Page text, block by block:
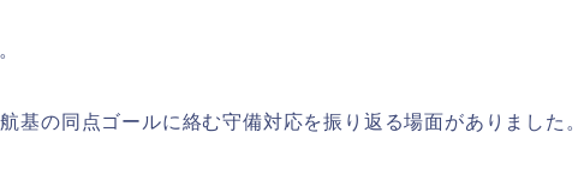
基の同点ゴールに絡む守備対応を振り返る場面がありました。